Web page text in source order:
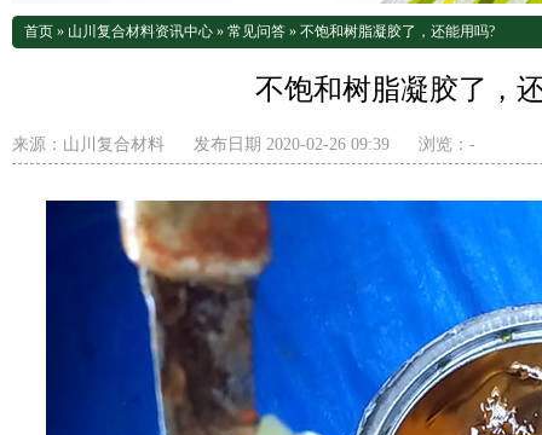
首页 » 山川复合材料资讯中心 » 常见问答 » 不饱和树脂凝胶了，还能用吗?
不饱和树脂凝胶了，
来源： 山川复合材料 发布日期 2020-02-26 09:39 浏览： -